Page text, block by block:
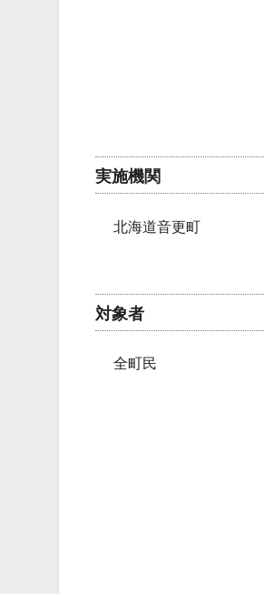
実施機関
北海道音更町
対象者
全町民